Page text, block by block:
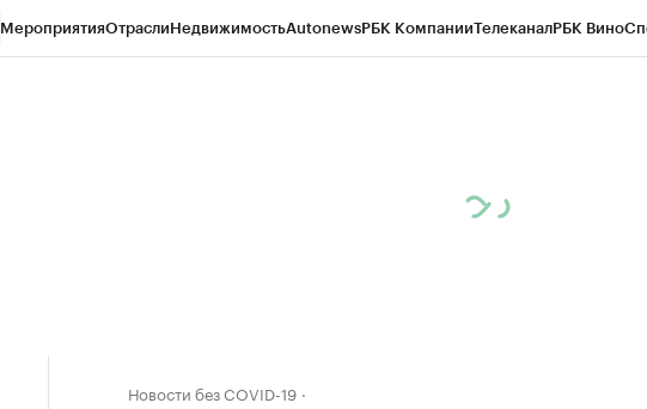
МероприятияОтраслиНедвижимостьAutonewsРБК КомпанииТелеканалРБК Вино
Новости без COVID-19